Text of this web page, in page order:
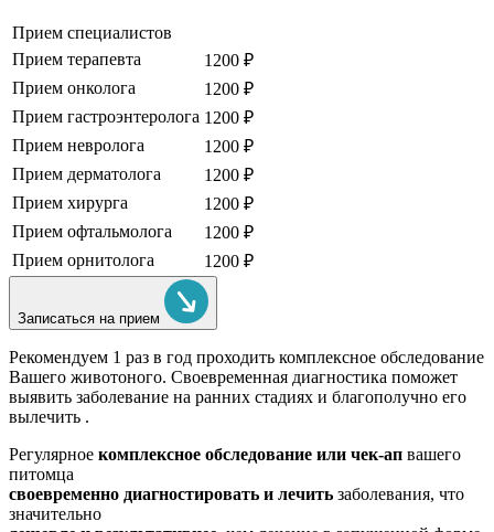
Прием специалистов
Прием терапевта
1200 ₽
Прием онколога
1200 ₽
Прием гастроэнтеролога 1200 ₽
Прием невролога
1200 ₽
Прием дерматолога
1200 ₽
Прием хирурга
1200 ₽
Прием офтальмолога
1200 ₽
Прием орнитолога
1200 ₽
Записаться на прием
Рекомендуем 1 раз в год проходить комплексное обследование
Вашего животоного. Своевременная диагностика поможет
выявить заболевание на ранних стадиях и благополучно его
вылечить .
Регулярное комплексное обследование или чек-ап вашего
питомца
своевременно диагностировать и лечить заболевания, что
значительно